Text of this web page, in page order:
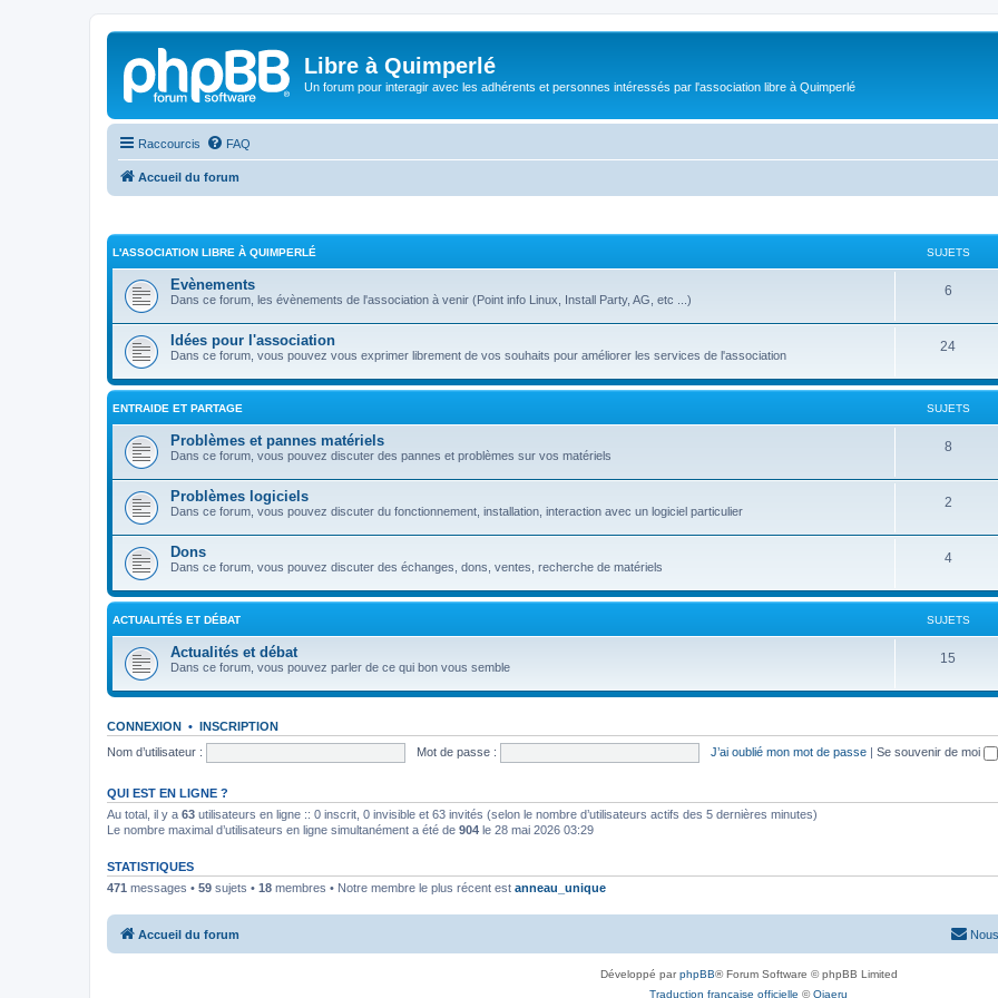
Libre à Quimperlé
Un forum pour interagir avec les adhérents et personnes intéressés par l'association libre à Quimperlé
Raccourcis FAQ
Accueil du forum
L'ASSOCIATION LIBRE À QUIMPERLÉ SUJETS
Evènements
Dans ce forum, les évènements de l'association à venir (Point info Linux, Install Party, AG, etc ...)
6
Idées pour l'association
Dans ce forum, vous pouvez vous exprimer librement de vos souhaits pour améliorer les services de l'association
24
ENTRAIDE ET PARTAGE SUJETS
Problèmes et pannes matériels
Dans ce forum, vous pouvez discuter des pannes et problèmes sur vos matériels
8
Problèmes logiciels
Dans ce forum, vous pouvez discuter du fonctionnement, installation, interaction avec un logiciel particulier
2
Dons
Dans ce forum, vous pouvez discuter des échanges, dons, ventes, recherche de matériels
4
ACTUALITÉS ET DÉBAT SUJETS
Actualités et débat
Dans ce forum, vous pouvez parler de ce qui bon vous semble
15
CONNEXION • INSCRIPTION
Nom d’utilisateur :
Mot de passe : J’ai oublié mon mot de passe | Se souvenir de moi
QUI EST EN LIGNE ?
Au total, il y a 63 utilisateurs en ligne :: 0 inscrit, 0 invisible et 63 invités (selon le nombre d’utilisateurs actifs des 5 dernières minutes)
Le nombre maximal d’utilisateurs en ligne simultanément a été de 904 le 28 mai 2026 03:29
STATISTIQUES
471 messages • 59 sujets • 18 membres • Notre membre le plus récent est anneau_unique
Accueil du forum
Développé parphpBB® Forum Software © phpBB Limited
Traduction française officielle ©Qiaeru